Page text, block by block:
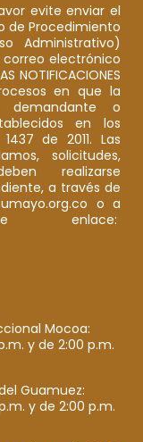
evite enviar el
de Procedimiento
Administrativo)
correo electrónico
NOTIFICACIONES
en que la
o
en los
de 2011. Las
solicitudes,
realizarse
a través de
o a
enlace:
Mocoa:
y de 2:00 p.m.
Guamuez:
y de 2:00 p.m.